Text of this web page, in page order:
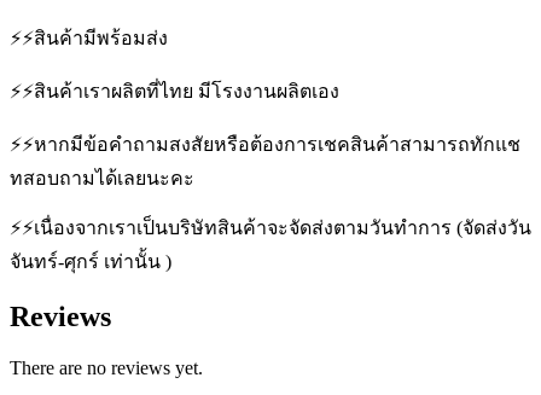
⚡️⚡️สินค้ามีพร้อมส่ง
⚡️⚡️สินค้าเราผลิตที่ไทย มีโรงงานผลิตเอง
⚡️⚡️หากมีข้อคำถามสงสัยหรือต้องการเชคสินค้าสามารถทักแช
ทสอบถามได้เลยนะคะ
⚡️⚡️เนื่องจากเราเป็นบริษัทสินค้าจะจัดส่งตามวันทำการ (จัดส่งวัน
จันทร์-ศุกร์ เท่านั้น )
Reviews
There are no reviews yet.